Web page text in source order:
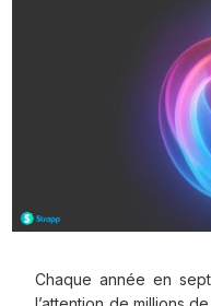
Chaque année en